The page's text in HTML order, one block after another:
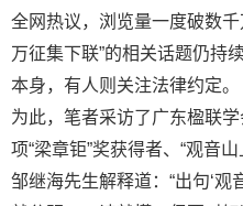
全网热议，浏览量一度破数
万征集下联”的相关话题仍持
本身，有人则关注法律约定。
为此，笔者采访了广东楹联
项“梁章钜”奖获得者、“观音
邹继海先生解释道：“出句‘观